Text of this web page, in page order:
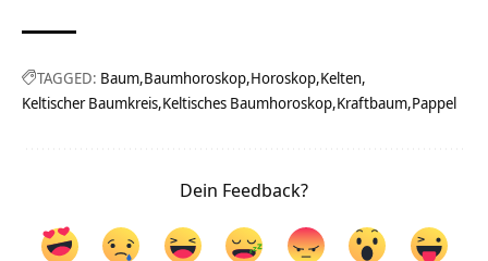
TAGGED: Baum Baumhoroskop Horoskop Kelten
Keltischer Baumkreis Keltisches Baumhoroskop Kraftbaum Pappel
Dein Feedback?